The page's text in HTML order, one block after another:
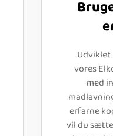
Udviklet
vores
med
erfarne
vil du